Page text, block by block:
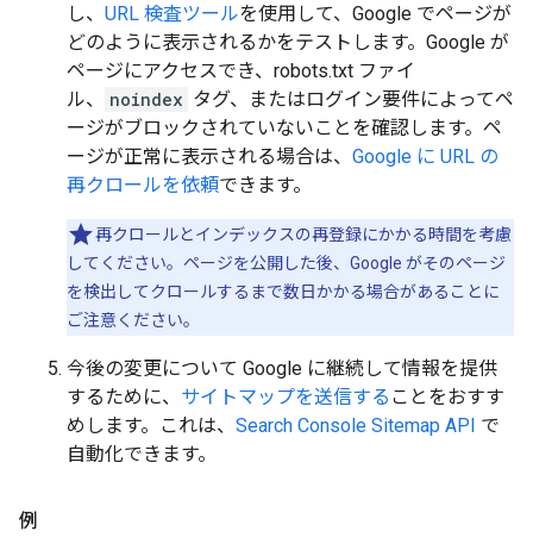
し、 URL 検査ツールを使用して、Google でページが
どのように表示されるかをテストします。Google が
ページにアクセスでき、robots.txt ファイ
ル、
noindex タグ、またはログイン要件によってペ
ージがブロックされていないことを確認します。ペ
ージが正常に表示される場合は、 Google に URL の
再クロールを依頼できます。
再クロールとインデックスの再登録にかかる時間を考慮
してください。ページを公開した後、Google がそのページ
を検出してクロールするまで数日かかる場合があることに
ご注意ください。
今後の変更について Google に継続して情報を提供
するために、 サイトマップを送信する ことをおすす
めします。これは、 Search Console Sitemap API で
自動化できます。
例